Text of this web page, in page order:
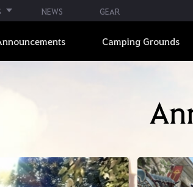
NEWS GEAR
Camping Grounds